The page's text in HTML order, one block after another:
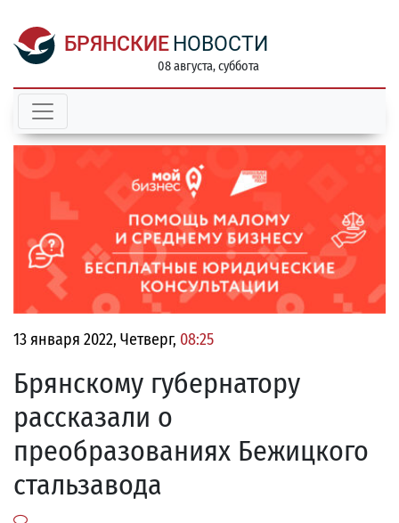
БРЯНСКИЕ НОВОСТИ
08 августа, суббота
13 января 2022, Четверг, 08:25
Брянскому губернатору
рассказали о
преобразованиях Бежицкого
стальзавода